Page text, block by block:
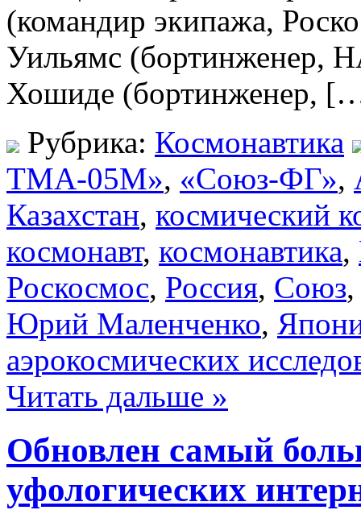
(командир экипажа,
Уильямс (бортинженер,
Хошиде (бортинженер,
Рубрика: Космонавтика
TMA-05M», «Союз-ФГ»,
Казахстан, космический
космонавт, космонавтика,
Роскосмос, Россия, Союз
Юрий Маленченко,
аэрокосмических
Читать дальше »
Обновлен самый
уфологических